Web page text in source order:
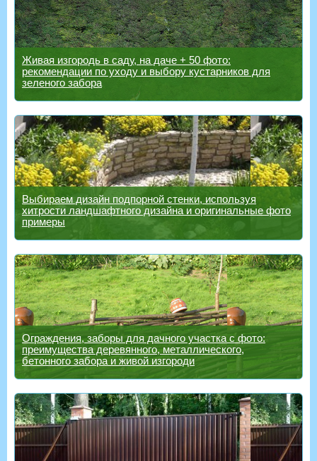
Живая изгородь в саду, на даче + 50 фото:
рекомендации по уходу и выбору кустарников для
зеленого забора
Выбираем дизайн подпорной стенки, используя
хитрости ландшафтного дизайна и оригинальные фото
примеры
Ограждения, заборы для дачного участка с фото:
преимущества деревянного, металлического,
бетонного забора и живой изгороди